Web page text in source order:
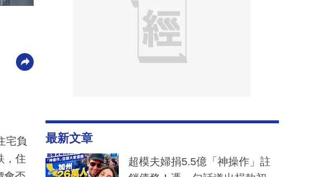
宅負
，住
最新文章
超模夫婦捐5.5億「神操作」註